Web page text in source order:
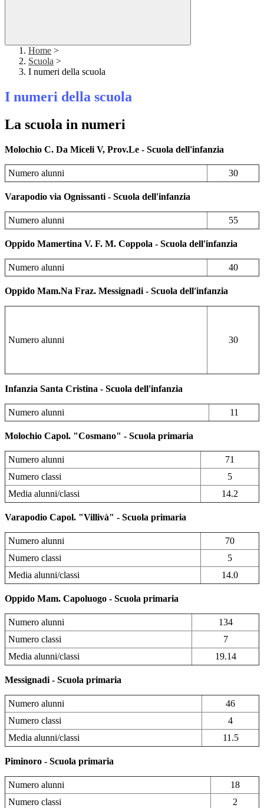
Home >
Scuola >
I numeri della scuola
I numeri della scuola
La scuola in numeri
Molochio C. Da Miceli V, Prov.Le - Scuola dell'infanzia
Numero alunni 30
Varapodio via Ognissanti - Scuola dell'infanzia
Numero alunni 55
Oppido Mamertina V. F. M. Coppola - Scuola dell'infanzia
Numero alunni 40
Oppido Mam.Na Fraz. Messignadi - Scuola dell'infanzia
Numero alunni 30
Infanzia Santa Cristina - Scuola dell'infanzia
Numero alunni 11
Molochio Capol. "Cosmano" - Scuola primaria
Numero alunni
71
Numero classi
5
Media alunni/classi
14.2
Varapodio Capol. "Villivà" - Scuola primaria
Numero alunni
70
Numero classi
5
Media alunni/classi
14.0
Oppido Mam. Capoluogo - Scuola primaria
Numero alunni
134
Numero classi
7
Media alunni/classi
19.14
Messignadi - Scuola primaria
Numero alunni
46
Numero classi
4
Media alunni/classi
11.5
Piminoro - Scuola primaria
Numero alunni
18
Numero classi
2